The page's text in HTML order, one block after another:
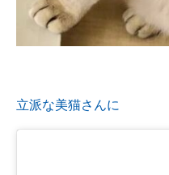
立派な美猫さんに